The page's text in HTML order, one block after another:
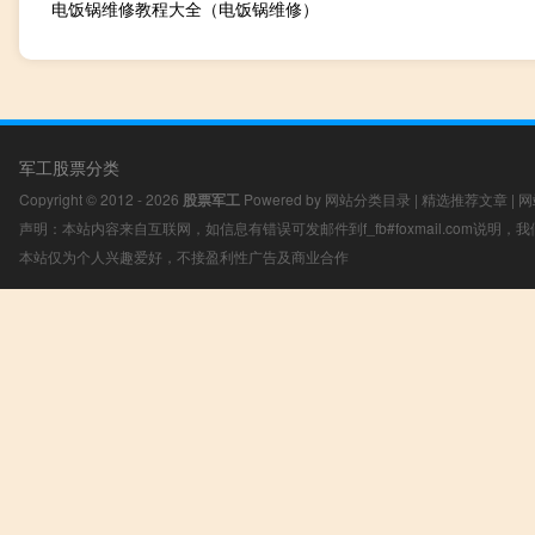
电饭锅维修教程大全（电饭锅维修）
军工股票分类
Copyright © 2012 - 2026 股票军工 Powered by 网站分类目录 | 精选推荐文章 |
声明：本站内容来自互联网，如信息有错误可发邮件到f_fb#foxmail.com说明，
本站仅为个人兴趣爱好，不接盈利性广告及商业合作